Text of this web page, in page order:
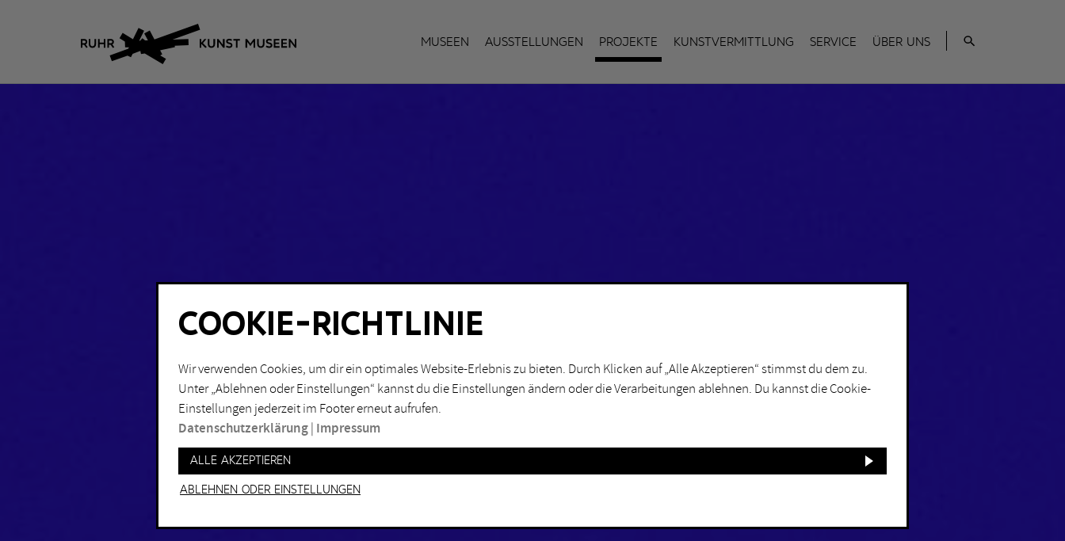
Museen Ausstellungen Projekte Kunstvermittlung Service Über uns
COOKIE-RICHTLINIE
Wir verwenden Cookies, um dir ein optimales Website-Erlebnis zu bieten. Durch Klicken auf „Alle Akzeptieren“ stimmst du dem zu.
Unter „Ablehnen oder Einstellungen“ kannst du die Einstellungen ändern oder die Verarbeitungen ablehnen. Du kannst die Cookie-
Einstellungen jederzeit im Footer erneut aufrufen.
Datenschutzerklärung| Impressum
Alle akzeptieren
Ablehnen oder Einstellungen